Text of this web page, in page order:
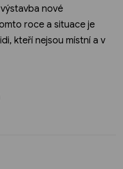
nové
roce a situace je
kteří nejsou místní a v